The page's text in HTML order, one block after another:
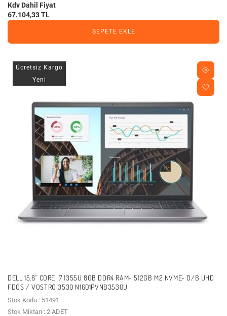
Kdv Dahil Fiyat
67.104,33 TL
SEPETE EKLE
Ücretsiz Kargo
Yeni
DELL 15.6" CORE I7 1355U 8GB DDR4 RAM- 512GB M2 NVME- O/B UHD
FDOS / VOSTRO 3530 N1601PVNB3530U
Stok Kodu : 51491
Stok Miktarı : 2 ADET